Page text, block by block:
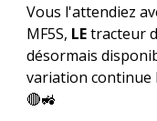
Vous l'attendiez
MF5S, LEtracteur
désormais
variation continue
🔴🚜